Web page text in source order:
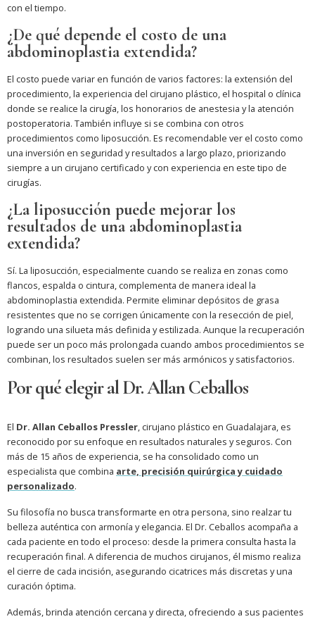
con el tiempo.
¿De qué depende el costo de una
abdominoplastia extendida?
El costo puede variar en función de varios factores: la extensión del
procedimiento, la experiencia del cirujano plástico, el hospital o clínica
donde se realice la cirugía, los honorarios de anestesia y la atención
postoperatoria. También influye si se combina con otros
procedimientos como liposucción. Es recomendable ver el costo como
una inversión en seguridad y resultados a largo plazo, priorizando
siempre a un cirujano certificado y con experiencia en este tipo de
cirugías.
¿La liposucción puede mejorar los
resultados de una abdominoplastia
extendida?
Sí. La liposucción, especialmente cuando se realiza en zonas como
flancos, espalda o cintura, complementa de manera ideal la
abdominoplastia extendida. Permite eliminar depósitos de grasa
resistentes que no se corrigen únicamente con la resección de piel,
logrando una silueta más definida y estilizada. Aunque la recuperación
puede ser un poco más prolongada cuando ambos procedimientos se
combinan, los resultados suelen ser más armónicos y satisfactorios.
Por qué elegir al Dr. Allan Ceballos
El Dr. Allan Ceballos Pressler, cirujano plástico en Guadalajara, es
reconocido por su enfoque en resultados naturales y seguros. Con
más de 15 años de experiencia, se ha consolidado como un
especialista que combina arte, precisión quirúrgica y cuidado
personalizado.
Su filosofía no busca transformarte en otra persona, sino realzar tu
belleza auténtica con armonía y elegancia. El Dr. Ceballos acompaña a
cada paciente en todo el proceso: desde la primera consulta hasta la
recuperación final. A diferencia de muchos cirujanos, él mismo realiza
el cierre de cada incisión, asegurando cicatrices más discretas y una
curación óptima.
Además, brinda atención cercana y directa, ofreciendo a sus pacientes